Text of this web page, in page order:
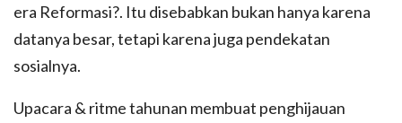
era Reformasi?. Itu disebabkan bukan hanya karena
datanya besar, tetapi karena juga pendekatan
sosialnya.
Upacara & ritme tahunan membuat penghijauan